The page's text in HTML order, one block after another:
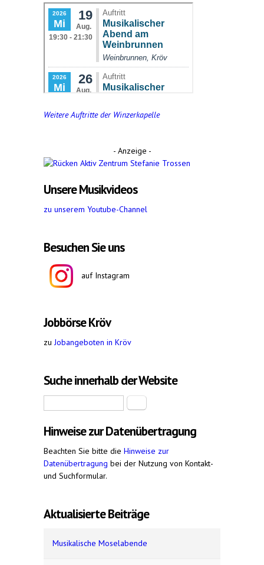
Weitere Auftritte der Winzerkapelle
- Anzeige -
Unsere Musikvideos
zu unserem Youtube-Channel
Besuchen Sie uns
auf Instagram
Jobbörse Kröv
zu Jobangeboten in Kröv
Suche innerhalb der Website
Suche
Hinweise zur Datenübertragung
Beachten Sie bitte die Hinweise zur
Datenübertragung bei der Nutzung von Kontakt-
und Suchformular.
Aktualisierte Beiträge
Musikalische Moselabende